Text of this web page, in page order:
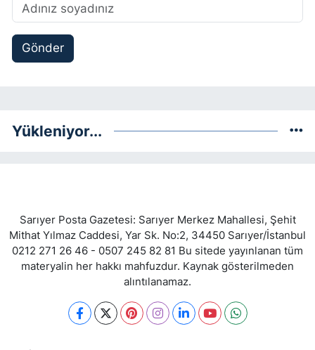
Gönder
Yükleniyor...
Sarıyer Posta Gazetesi: Sarıyer Merkez Mahallesi, Şehit
Mithat Yılmaz Caddesi, Yar Sk. No:2, 34450 Sarıyer/İstanbul
0212 271 26 46 - 0507 245 82 81 Bu sitede yayınlanan tüm
materyalin her hakkı mahfuzdur. Kaynak gösterilmeden
alıntılanamaz.